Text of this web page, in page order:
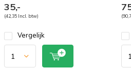
35,-
(42,35 Incl. btw)
Vergelijk